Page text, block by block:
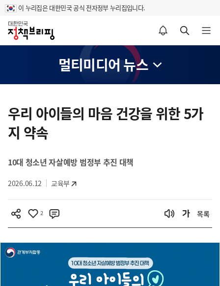
이 누리집은 대한민국 공식 전자정부 누리집입니다.
홈
알림설정 바로가기 검색 바로가기 메뉴 열기
멀티미디어 뉴스
텐
츠
영
우리 아이들의 마음 건강을 위한 5가
지 약속
10대 청소년 자살예방 범정부 추진 대책
2026.06.12 교육부
2 목록